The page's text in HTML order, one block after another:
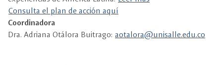
Consulta el plan de acción aquí
Coordinadora
Dra. Adriana Otálora Buitrago: aotalora@unisalle.edu.co